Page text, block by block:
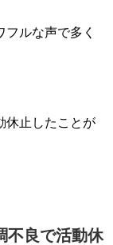
ルな声で多く
休止したことが
不良で活動休